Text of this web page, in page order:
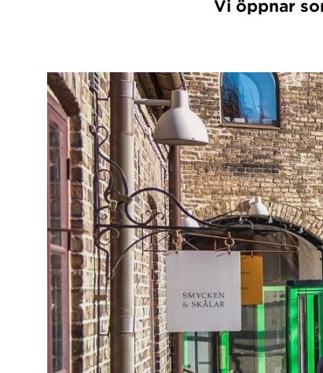
Vi öppnar